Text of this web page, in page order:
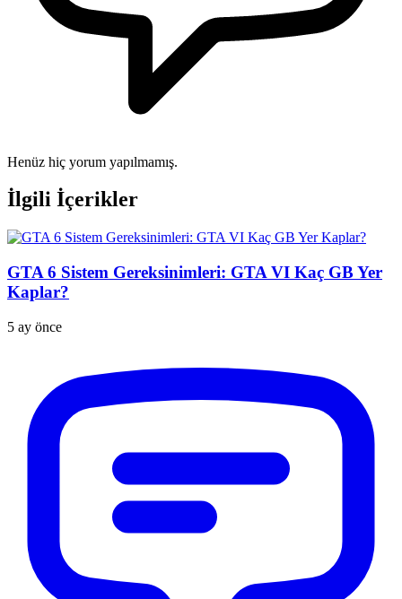
Henüz hiç yorum yapılmamış.
İlgili İçerikler
GTA 6 Sistem Gereksinimleri: GTA VI Kaç GB Yer
Kaplar?
5 ay önce